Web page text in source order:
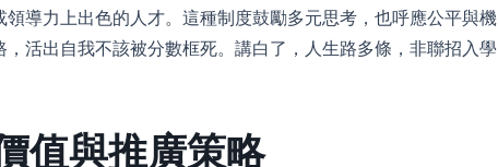
導力上出色的人才。這種制度鼓勵多元思考，也呼應公平與機
活出自我不該被分數框死。講白了，人生路多條，非聯招入學
值與推廣策略